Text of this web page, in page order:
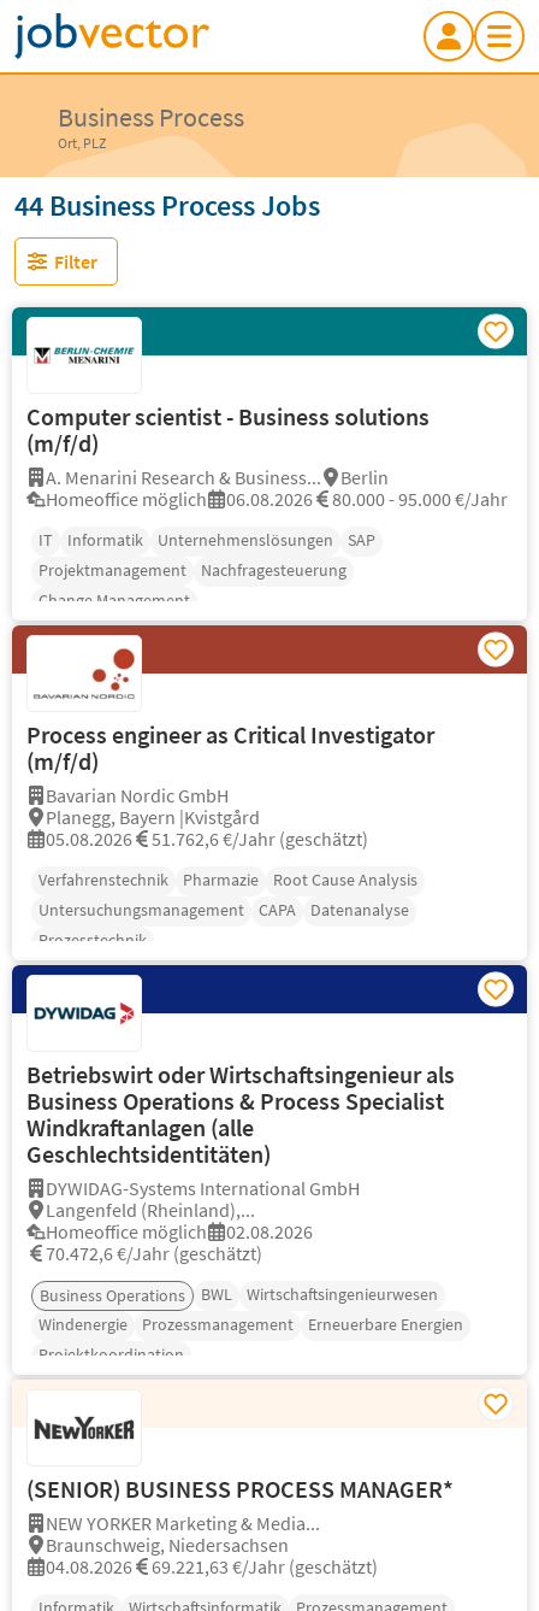
Business Process
Ort, PLZ
44 Business Process Jobs
Filter
Computer scientist - Business solutions
(m/f/d)
A. Menarini Research & Business...
Berlin
Homeoffice möglich
06.08.2026 80.000 - 95.000 €/Jahr
IT Informatik Unternehmenslösungen
SAP
Projektmanagement
Nachfragesteuerung
Change Management
Process engineer as Critical Investigator
(m/f/d)
Bavarian Nordic GmbH
Planegg, Bayern |Kvistgård
05.08.2026
51.762,6 €/Jahr (geschätzt)
Verfahrenstechnik Pharmazie
Root Cause Analysis
Untersuchungsmanagement
CAPA
Datenanalyse
Prozesstechnik
Betriebswirt oder Wirtschaftsingenieur als
Business Operations & Process Specialist
Windkraftanlagen (alle
Geschlechtsidentitäten)
DYWIDAG-Systems International GmbH
Langenfeld (Rheinland),...
Homeoffice möglich
02.08.2026
70.472,6 €/Jahr (geschätzt)
Business Operations BWL
Wirtschaftsingenieurwesen
Windenergie
Prozessmanagement
Erneuerbare Energien
Projektkoordination
(SENIOR) BUSINESS PROCESS MANAGER*
NEW YORKER Marketing & Media...
Braunschweig, Niedersachsen
04.08.2026
69.221,63 €/Jahr (geschätzt)